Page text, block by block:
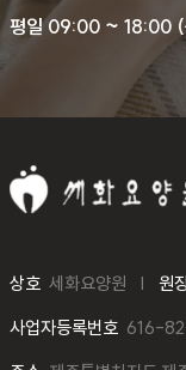
평일 09:00 ~ 18:00 (
상호 세화요양원 원
사업자등록번호 616-